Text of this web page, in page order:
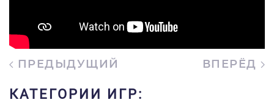
ПРЕДЫДУЩИЙ ВПЕРЁД
КАТЕГОРИИ ИГР: